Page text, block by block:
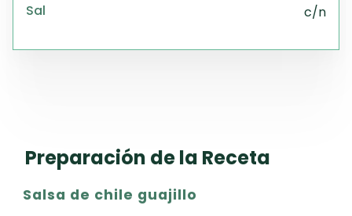
Sal c/n
Preparación de la Receta
Salsa de chile guajillo